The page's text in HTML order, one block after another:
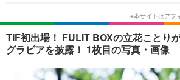
音楽
ライフTOP
ペット
その他
リリース一覧
プッシュ通知の停止方法
TIF初出場！ FULIT BOXの立花ことり
グラビアを披露！ 1枚目の写真・画像